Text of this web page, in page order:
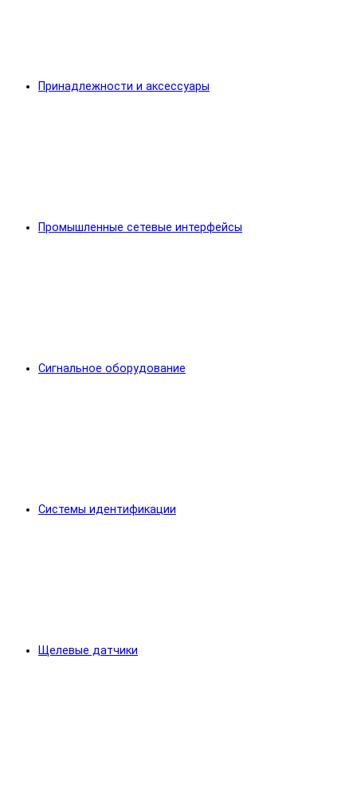
Принадлежности и аксессуары
Промышленные сетевые интерфейсы
Сигнальное оборудование
Системы идентификации
Щелевые датчики